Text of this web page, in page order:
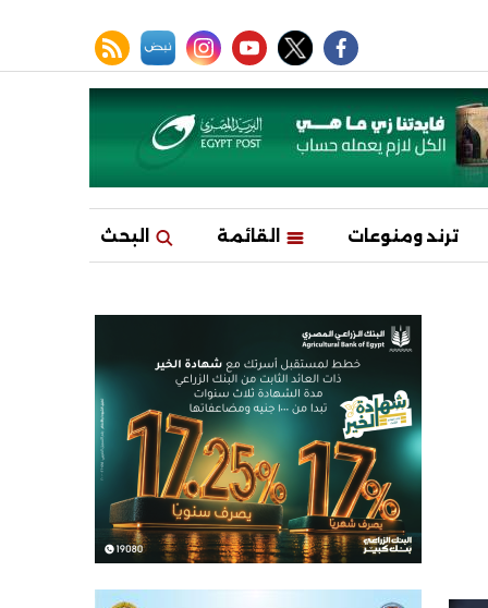
facebook
twitter
youtube
instagram
نبض rss feed
ترند ومنوعات القائمة البحث